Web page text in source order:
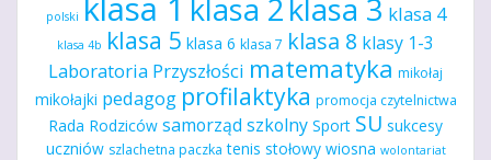
polski
klasa 2klasa 3 klasa 4
klasa 4b klasa 5 klasa 6 klasa 7 klasa 8 klasy 1-3
Laboratoria Przyszłości matematyka mikołaj
mikołajki pedagog profilaktyka promocja czytelnictwa
Rada Rodziców samorząd szkolny Sport SU sukcesy
uczniów szlachetna paczka tenis stołowy wiosna wolontariat